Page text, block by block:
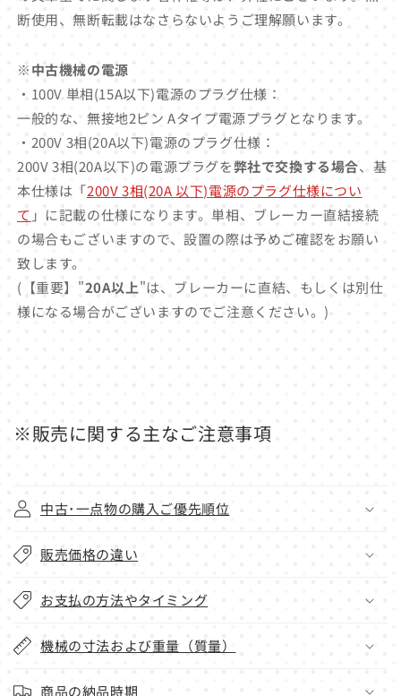
断使用、無断転載はなさらないようご理解願います。
※中古機械の電源
・100V 単相(15A以下)電源のプラグ仕様：
一般的な、無接地2ピン Aタイプ電源プラグとなります。
・200V 3相(20A以下)電源のプラグ仕様：
200V 3相(20A以下)の電源プラグを弊社で交換する場合、基
本仕様は「200V 3相(20A 以下)電源のプラグ仕様につい
て 」に記載の仕様になります。単相、ブレーカー直結接続
の場合もございますので、設置の際は予めご確認をお願い
致します。
(【重要】"20A以上"は、ブレーカーに直結、もしくは別仕
様になる場合がございますのでご注意ください。)
※販売に関する主なご注意事項
中古･一点物の購入ご優先順位
販売価格の違い
お支払の方法やタイミング
機械の寸法および重量（質量）
商品の納品時期